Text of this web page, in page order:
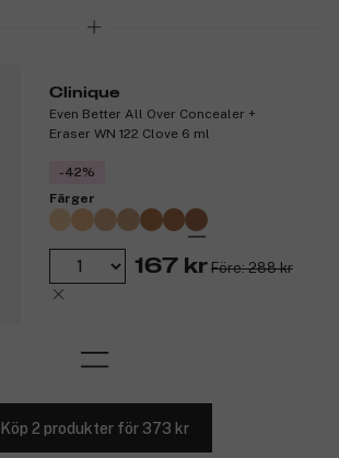
Clinique
Even Better All Over Concealer +
Eraser WN 122 Clove 6 ml
-42%
Färger
167 kr Före: 288 kr
Köp 2 produkter för 373 kr